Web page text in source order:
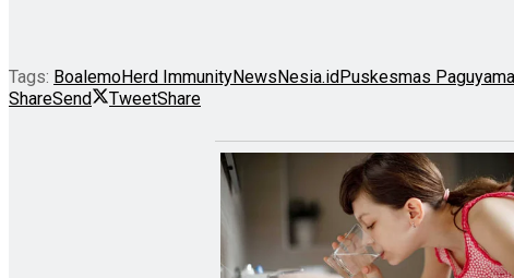
Tags: BoalemoHerd ImmunityNewsNesia.id Puskesmas
ShareSend TweetShare